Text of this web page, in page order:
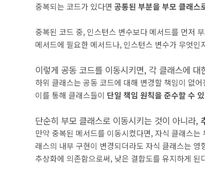
중복되는 코드가 있다면 공통된 부분을 부모 클래스
중복된 코드 중, 인스턴스 변수보다 메서드를 먼저
메서드에 필요한 메서드나, 인스턴스 변수가 무엇
이렇게 공동 코드를 이동시키면, 각 클래스에 대
하위 클래스는 공동 코드에 대해 변경할 책임이 없
이를 통해 클래스들이 단일 책임 원칙을 준수할 수
단순히 부모 클래스로 이동시키는 것이 아니라,
만약 중복된 메서드를 이동시켰다면, 자식 클래스
래스의 내부 구현이 변경되더라도 자식 클래스는 영
추상화에 의존함으로써, 낮은 결합도를 유지하게 된